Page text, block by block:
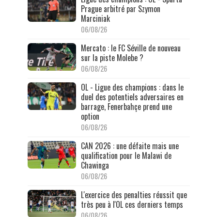
Prague arbitré par Szymon
Marciniak
06/08/26
Mercato : le FC Séville de nouveau
sur la piste Molebe ?
06/08/26
OL - Ligue des champions : dans le
duel des potentiels adversaires en
barrage, Fenerbahçe prend une
option
06/08/26
CAN 2026 : une défaite mais une
qualification pour le Malawi de
Chawinga
06/08/26
L'exercice des penalties réussit que
très peu à l'OL ces derniers temps